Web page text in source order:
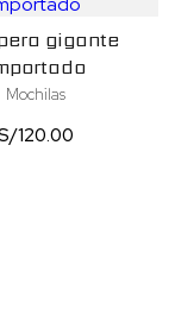
gigante
Mochilas
120.00